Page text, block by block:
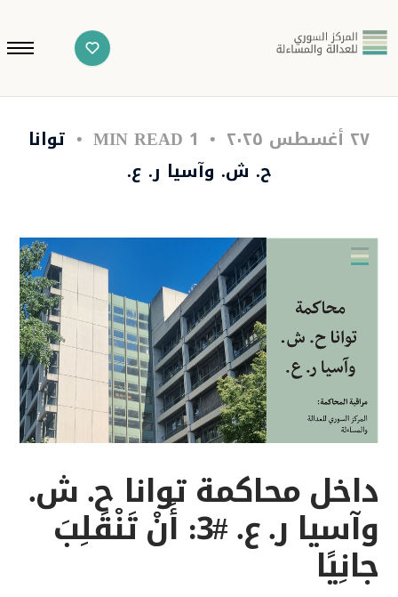
٢٧ أغسطس ٢٠٢٥
توانا
ح. ش. وآسيا ر. ع.
داخل محاكمة توانا ح. ش.
وآسيا ر. ع. #3: أَنْ تَنْقَلِبَ
جانِيًا